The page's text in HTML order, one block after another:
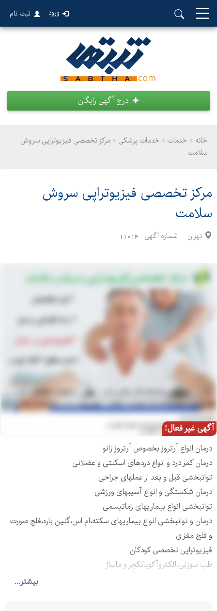
ورود ثبت نام
درج آگهی رایگان
خانه > خدمات > خدمات پزشکی > مرکز تخصصی فیزیوتراپی سروش
سلامت
مرکز تخصصی فیزیوتراپی سروش
سلامت
تهران شماره آگهی : 11014
آگهی غیر فعال!
بیشتر...
درمان انواع آرتروز بخصوص آرتروز زانو
درمان کمر درد و انواع دردهای اسکلتی و عضلانی
توانبخشی قبل و بعد از عملهای جراحی
درمان شکستگی و انواع آسیبهای ورزشی
توانبخشی انواع بیماریهای رماتیسمی
درمان و توانبخشی انواع بیماریهای سکته،ام اس،گلین باره،فلج صورت
و فلج مغزی
فیزیوتراپی تخصصی کودکان
طب سوزنی،الکتروآکوپانکچر و ماساژ